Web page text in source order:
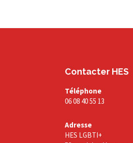
Contacter HES
Téléphone
06 08 40 55 13
Adresse
HES LGBTI+